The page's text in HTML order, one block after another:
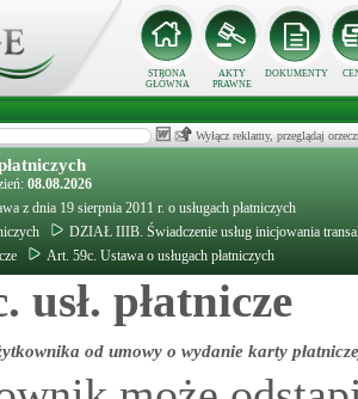
STRONA
GŁÓWNA
AKTY
PRAWNE
DOKUMENTY
Wyłącz reklamy, przeglądaj
08.08.2026
z dnia 19 sierpnia 2011 r. o usługach płatniczych
DZIAŁ IIIB. Świadczenie usług inicjowania
Art. 59c. Ustawa o usługach płatniczych
usł. płatnicze
od umowy o wydanie karty